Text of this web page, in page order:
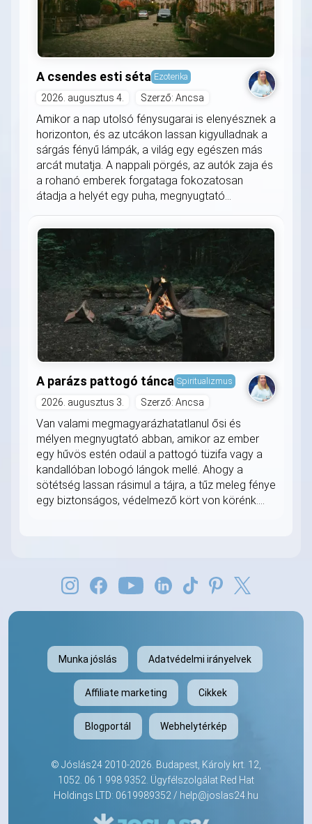
A csendes esti séta Ezoterika
2026. augusztus 4. Szerző: Ancsa
Amikor a nap utolsó fénysugarai is elenyésznek a
horizonton, és az utcákon lassan kigyulladnak a
sárgás fényű lámpák, a világ egy egészen más
arcát mutatja. A nappali pörgés, az autók zaja és
a rohanó emberek forgataga fokozatosan
átadja a helyét egy puha, megnyugtató...
A parázs pattogó tánca Spiritualizmus
2026. augusztus 3. Szerző: Ancsa
Van valami megmagyarázhatatlanul ősi és
mélyen megnyugtató abban, amikor az ember
egy hűvös estén odaül a pattogó tüzifa vagy a
kandallóban lobogó lángok mellé. Ahogy a
sötétség lassan rásimul a tájra, a tűz meleg fénye
egy biztonságos, védelmező kört von körénk....
Munka jóslás Adatvédelmi irányelvek
Affiliate marketing Cikkek
Blogportál Webhelytérkép
© Jóslás24 2010-2026. Budapest, Károly krt. 12,
1052. 06 1 998 9352. Ügyfélszolgálat Red Hat
Holdings LTD: 0619989352 / help@joslas24.hu